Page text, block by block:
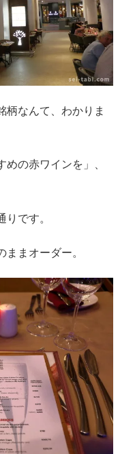
柄なんて、わかりま
の赤ワインを」、
です。
まオーダー。